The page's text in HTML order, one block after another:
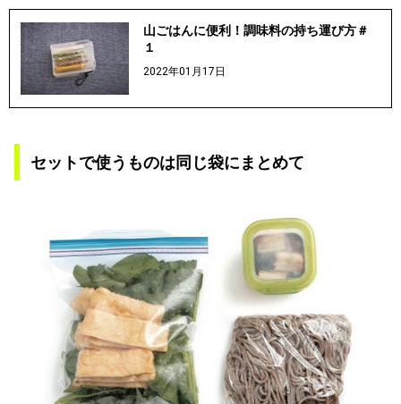
山ごはんに便利！調味料の持ち運び方＃
１
2022年01月17日
セットで使うものは同じ袋にまとめて